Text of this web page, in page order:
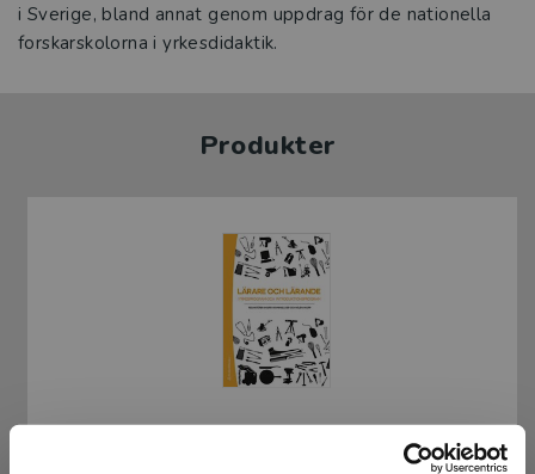
i Sverige, bland annat genom uppdrag för de nationella
forskarskolorna i yrkesdidaktik.
Produkter
Lärare och lärande i yrkesprogram och